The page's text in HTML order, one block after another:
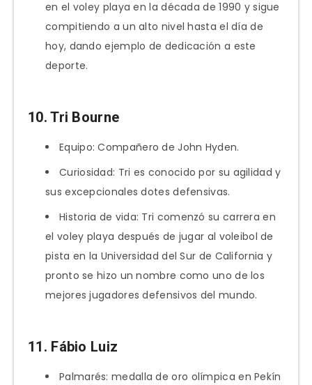
en el voley playa en la década de 1990 y sigue
compitiendo a un alto nivel hasta el día de
hoy, dando ejemplo de dedicación a este
deporte.
10. Tri Bourne
Equipo: Compañero de John Hyden.
Curiosidad: Tri es conocido por su agilidad y
sus excepcionales dotes defensivas.
Historia de vida: Tri comenzó su carrera en
el voley playa después de jugar al voleibol de
pista en la Universidad del Sur de California y
pronto se hizo un nombre como uno de los
mejores jugadores defensivos del mundo.
11. Fábio Luiz
Palmarés: medalla de oro olímpica en Pekín